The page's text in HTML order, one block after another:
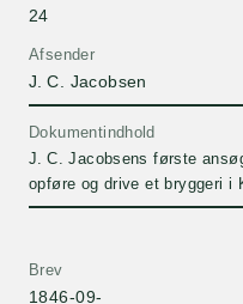
Afsender
J. C. Jacobsen
24
Dokumentindhold
J. C. Jacobsens første
opføre og drive et bryggeri i
tilhørende lagerkældere.
Brev
1846-09-